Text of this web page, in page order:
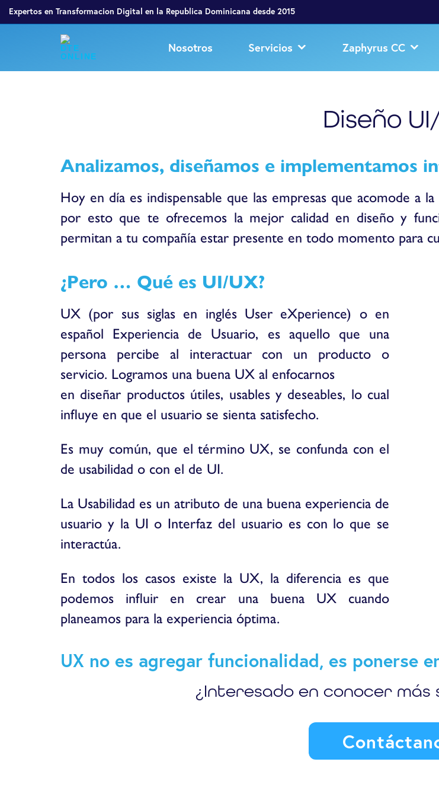
Expertos en Transformacion Digital en la Republica Dominicana desde 2015
Nosotros Servicios Zaphyrus CC
Diseño
Analizamos, diseñamos e implementamos
Hoy en día es indispensable que las empresas que acomode a
por esto que te ofrecemos la mejor calidad en diseño y
permitan a tu compañía estar presente en todo momento para
¿Pero … Qué es UI/UX?
UX (por sus siglas en inglés User eXperience) o en
español Experiencia de Usuario, es aquello que una
persona percibe al interactuar con un producto o
servicio. Logramos una buena UX al enfocarnos
en diseñar productos útiles, usables y deseables, lo cual
influye en que el usuario se sienta satisfecho.
Es muy común, que el término UX, se confunda con el
de usabilidad o con el de UI.
La Usabilidad es un atributo de una buena experiencia de
usuario y la UI o Interfaz del usuario es con lo que se
interactúa.
En todos los casos existe la UX, la diferencia es que
podemos influir en crear una buena UX cuando
planeamos para la experiencia óptima.
UX no es agregar funcionalidad, es ponerse
¿Interesado en conocer más